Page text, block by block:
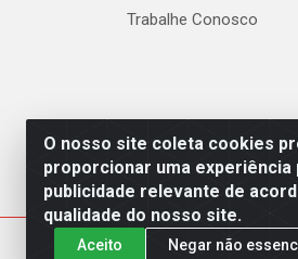
O nosso site coleta cookies
proporcionar uma
publicidade relevante de
qualidade do nosso site.
Aceito Negar não
Trabalhe Conosco